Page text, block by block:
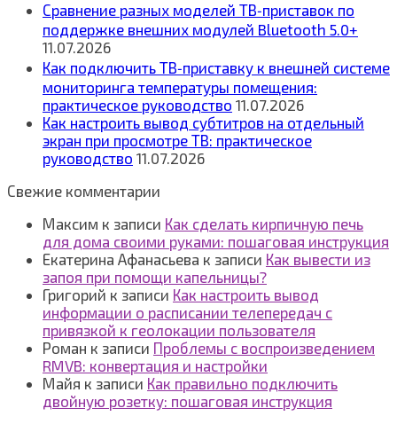
Сравнение разных моделей ТВ‑приставок по
поддержке внешних модулей Bluetooth 5.0+
11.07.2026
Как подключить ТВ‑приставку к внешней системе
мониторинга температуры помещения:
практическое руководство 11.07.2026
Как настроить вывод субтитров на отдельный
экран при просмотре ТВ: практическое
руководство 11.07.2026
Свежие комментарии
Максим к записи Как сделать кирпичную печь
для дома своими руками: пошаговая инструкция
Екатерина Афанасьева к записи Как вывести из
запоя при помощи капельницы?
Григорий к записи Как настроить вывод
информации о расписании телепередач с
привязкой к геолокации пользователя
Роман к записи Проблемы с воспроизведением
RMVB: конвертация и настройки
Майя к записи Как правильно подключить
двойную розетку: пошаговая инструкция